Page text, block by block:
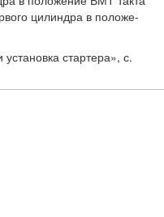
цилиндра в положе­
стартера», с.